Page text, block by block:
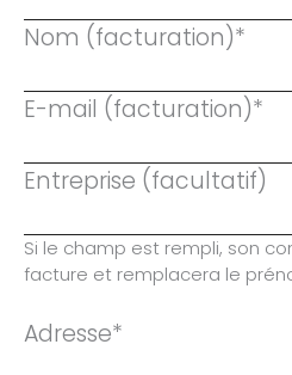
Nom (facturation)*
E-mail (facturation)*
Entreprise (facultatif)
Si le champ est rempli, son
facture et remplacera le
Adresse*